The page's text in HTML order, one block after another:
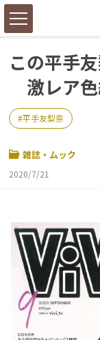
この平手
激レア
平手友梨奈
雑誌・ムック
2020/7/21